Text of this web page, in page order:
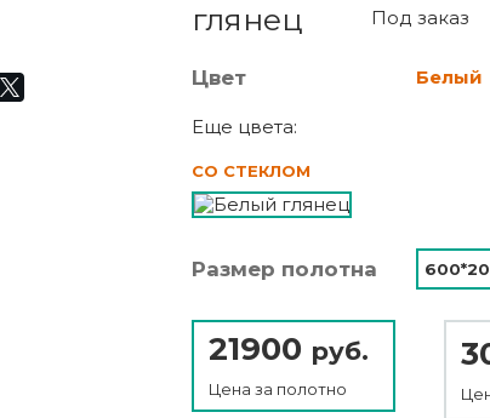
глянец
Под заказ
Цвет Белый
Еще цвета:
СО СТЕКЛОМ
Размер полотна
21900 руб.
Цена за полотно